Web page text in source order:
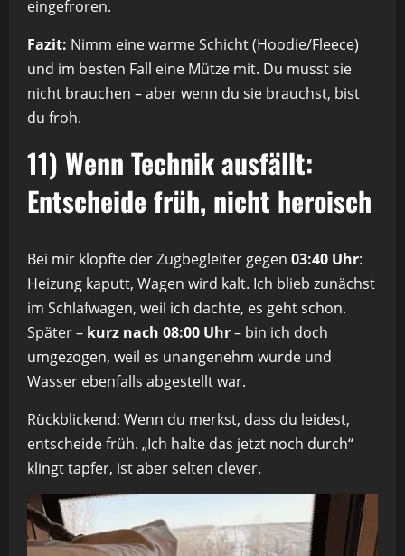
eingefroren.
Fazit: Nimm eine warme Schicht (Hoodie/Fleece)
und im besten Fall eine Mütze mit. Du musst sie
nicht brauchen – aber wenn du sie brauchst, bist
du froh.
11) Wenn Technik ausfällt:
Entscheide früh, nicht heroisch
Bei mir klopfte der Zugbegleiter gegen 03:40 Uhr:
Heizung kaputt, Wagen wird kalt. Ich blieb zunächst
im Schlafwagen, weil ich dachte, es geht schon.
Später – kurz nach 08:00 Uhr– bin ich doch
umgezogen, weil es unangenehm wurde und
Wasser ebenfalls abgestellt war.
Rückblickend: Wenn du merkst, dass du leidest,
entscheide früh. „Ich halte das jetzt noch durch“
klingt tapfer, ist aber selten clever.